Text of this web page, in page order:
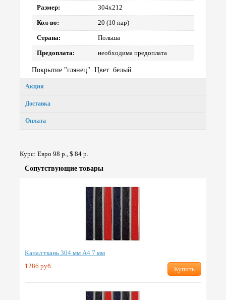
Размер: 304х212
Кол-во: 20 (10 пар)
Страна: Польша
Предоплата: необходима предоплата
Покрытие "глянец". Цвет: белый.
Акция
Доставка
Оплата
Курс: Евро 98 р., $ 84 р.
Сопут­ствую­щие товары
Канал ткань 304 мм А4 7 мм
1286 руб.
Купить